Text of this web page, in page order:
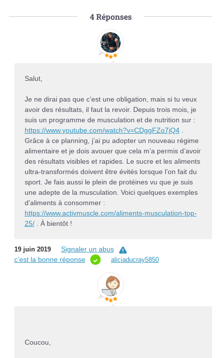
4Réponses
Salut,
Je ne dirai pas que c’est une obligation, mais si tu veux
avoir des résultats, il faut la revoir. Depuis trois mois, je
suis un programme de musculation et de nutrition sur :
https://www.youtube.com/watch?v=CDggFZo7jQ4.
Grâce à ce planning, j’ai pu adopter un nouveau régime
alimentaire et je dois avouer que cela m’a permis d’avoir
des résultats visibles et rapides. Le sucre et les aliments
ultra-transformés doivent être évités lorsque l’on fait du
sport. Je fais aussi le plein de protéines vu que je suis
une adepte de la musculation. Voici quelques exemples
d’aliments à consommer :
https://www.activmuscle.com/aliments-musculation-top-
25/. À bientôt !
19 juin 2019
Signaler un abus
c’est la bonne réponse
aliciaducray5850
Coucou,